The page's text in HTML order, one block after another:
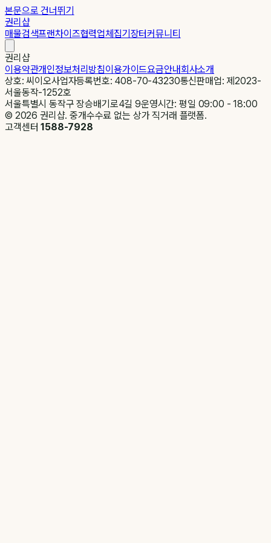
본문으로 건너뛰기
권리샵
매물검색프랜차이즈협력업체집기장터커뮤니티
권리샵
이용약관개인정보처리방침이용가이드요금안내회사소개
상호: 씨이오사업자등록번호: 408-70-43230통신판매업: 제2023-
서울동작-1252호
서울특별시 동작구 장승배기로4길 9운영시간: 평일 09:00 - 18:00
© 2026 권리샵. 중개수수료 없는 상가 직거래 플랫폼.
고객센터1588-7928